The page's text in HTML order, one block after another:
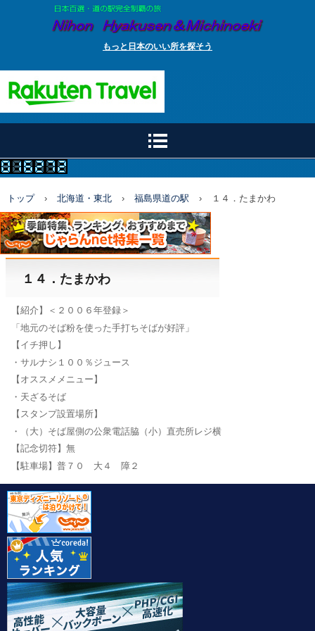
もっと日本のいい所を探そう
トップ › 北海道・東北 › 福島県道の駅 › １４．たまかわ
１４．たまかわ
【紹介】＜２００６年登録＞
「地元のそば粉を使った手打ちそばが好評」
【イチ押し】
・サルナシ１００％ジュース
【オススメメニュー】
・天ざるそば
【スタンプ設置場所】
・（大）そば屋側の公衆電話脇（小）直売所レジ横
【記念切符】無
【駐車場】普７０ 大４ 障２